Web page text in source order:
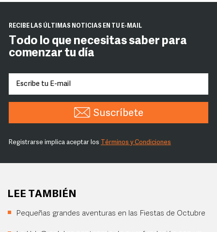
RECIBE LAS ÚLTIMAS NOTICIAS EN TU E-MAIL
Todo lo que necesitas saber para
comenzar tu día
Suscríbete
Registrarse implica aceptar los Términos y Condiciones
LEE TAMBIÉN
Pequeñas grandes aventuras en las Fiestas de Octubre